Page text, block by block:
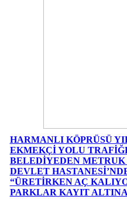
HARMANLI KÖPRÜSÜ
EKMEKÇİ YOLU
BELEDİYEDEN
DEVLET
“ÜRETİRKEN AÇ
PARKLAR KAYIT